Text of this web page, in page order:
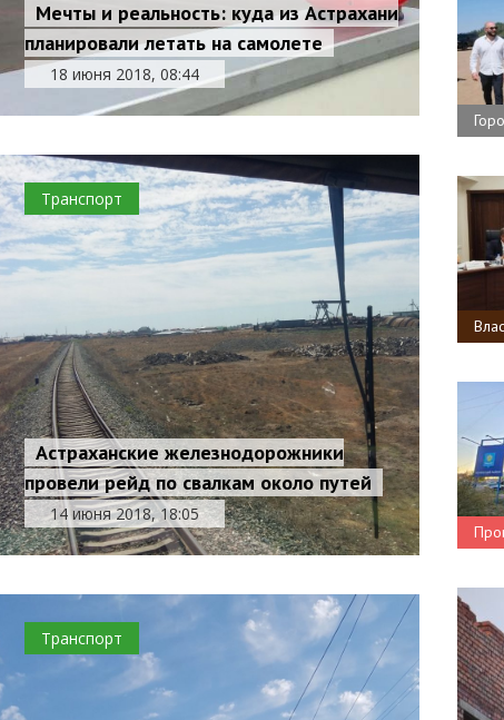
Мечты и реальность: куда из Астрахани
планировали летать на самолете
18 июня 2018, 08:44
Транспорт
Астраханские железнодорожники
провели рейд по свалкам около путей
14 июня 2018, 18:05
Транспорт